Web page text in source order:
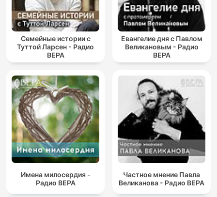
Семейные истории с
Туттой Ларсен - Радио
ВЕРА
Евангелие дня с Павлом
Великановым - Радио
ВЕРА
Имена милосердия -
Радио ВЕРА
Частное мнение Павла
Великанова - Радио ВЕРА